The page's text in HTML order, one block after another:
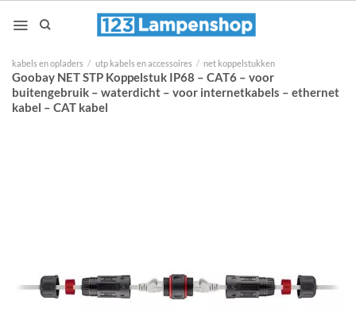
naar
kabels en opladers / utp kabels en accessoires / net koppelstukken
Goobay NET STP Koppelstuk IP68 – CAT6 – voor
buitengebruik – waterdicht – voor internetkabels – ethernet
kabel – CAT kabel